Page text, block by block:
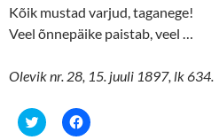
Kõik mustad varjud, taganege!
Veel õnnepäike paistab, veel …
Olevik nr. 28, 15. juuli 1897, lk 634.
C
l
C
l